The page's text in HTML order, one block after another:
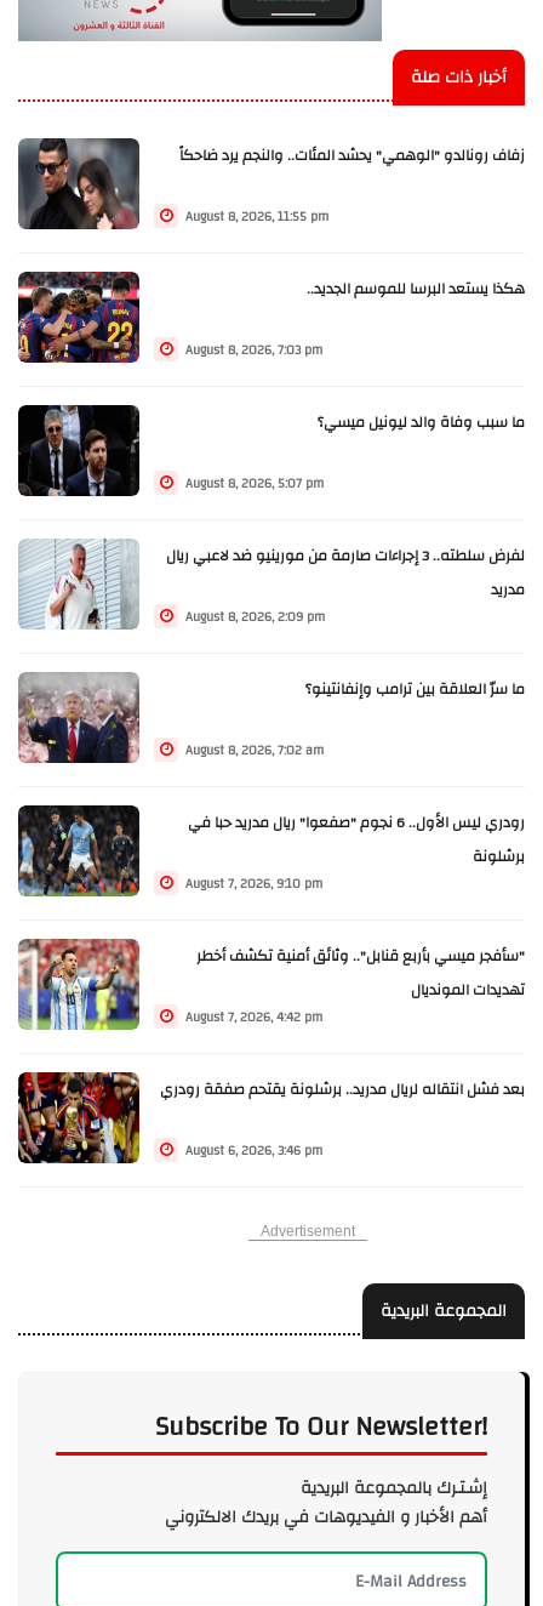
أخبار ذات صلة
زفاف رونالدو "الوهمي" يحشد المئات.. والنجم يرد ضاحكاً
August 8, 2026, 11:55 pm
هكذا يستعد البرسا للموسم الجديد..
August 8, 2026, 7:03 pm
ما سبب وفاة والد ليونيل ميسي؟
August 8, 2026, 5:07 pm
لفرض سلطته.. 3 إجراءات صارمة من مورينيو ضد لاعبي ريال
مدريد
August 8, 2026, 2:09 pm
ما سرّ العلاقة بين ترامب وإنفانتينو؟
August 8, 2026, 7:02 am
رودري ليس الأول.. 6 نجوم "صفعوا" ريال مدريد حبا في
برشلونة
August 7, 2026, 9:10 pm
"سأفجر ميسي بأربع قنابل".. وثائق أمنية تكشف أخطر
تهديدات المونديال
August 7, 2026, 4:42 pm
بعد فشل انتقاله لريال مدريد.. برشلونة يقتحم صفقة رودري
August 6, 2026, 3:46 pm
Advertisement
المجموعة البريدية
Subscribe To Our Newsletter!
إشـتـرك بالمجموعة البريدية
أهم الأخبار و الفيديوهات في بريدك الالكتروني